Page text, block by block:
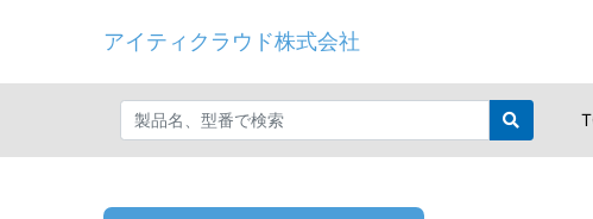
アイティクラウド株式会社